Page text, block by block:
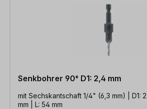
Senkbohrer 90° D1: 2,4 mm
mit Sechskantschaft 1/4" (6,3 mm) | D1:
mm | L: 54 mm